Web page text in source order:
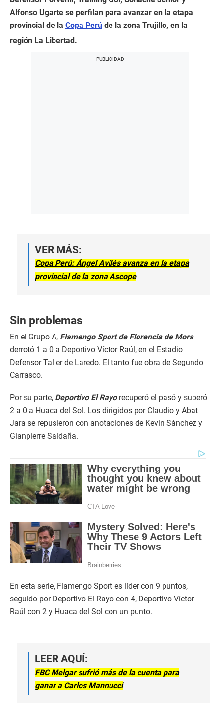
Alfonso Ugarte se perfilan para avanzar en la etapa
provincial de la Copa Perú de la zona Trujillo, en la
región La Libertad.
VER MÁS:
Copa Perú: Ángel Avilés avanza en la etapa
provincial de la zona Ascope
Sin problemas
En el Grupo A, Flamengo Sport de Florencia de Mora
derrotó 1 a 0 a Deportivo Víctor Raúl, en el Estadio
Defensor Taller de Laredo. El tanto fue obra de Segundo
Carrasco.
Por su parte, Deportivo El Rayorecuperó el pasó y superó
2 a 0 a Huaca del Sol. Los dirigidos por Claudio y Abat
Jara se repusieron con anotaciones de Kevin Sánchez y
Gianpierre Saldaña.
En esta serie, Flamengo Sport es líder con 9 puntos,
seguido por Deportivo El Rayo con 4, Deportivo Víctor
Raúl con 2 y Huaca del Sol con un punto.
LEER AQUÍ:
FBC Melgar sufrió más de la cuenta para
ganar a Carlos Mannucci